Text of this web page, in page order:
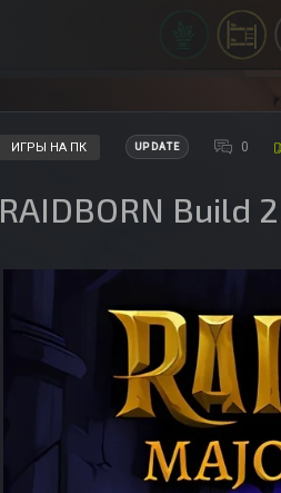
ИГРЫ НА ПК UPDATE 0
RAIDBORN Build